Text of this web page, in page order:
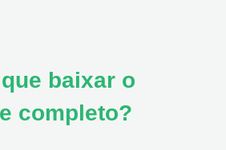
baixar o
completo?